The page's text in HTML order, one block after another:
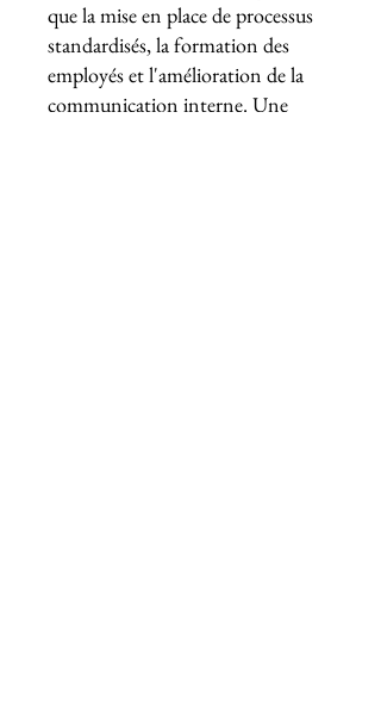
que la mise en place de processus
standardisés, la formation des
employés et l'amélioration de la
communication interne. Une